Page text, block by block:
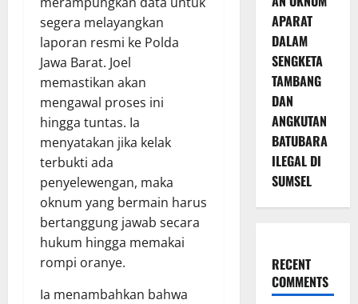
segera melayangkan
laporan resmi ke Polda
Jawa Barat. Joel
memastikan akan
mengawal proses ini
hingga tuntas. Ia
menyatakan jika kelak
terbukti ada
penyelewengan, maka
oknum yang bermain harus
bertanggung jawab secara
hukum hingga memakai
rompi oranye.
Ia menambahkan bahwa
APARAT
DALAM
SENGKETA
TAMBANG
DAN
ANGKUTAN
BATUBARA
ILEGAL DI
SUMSEL
RECENT
COMMENTS